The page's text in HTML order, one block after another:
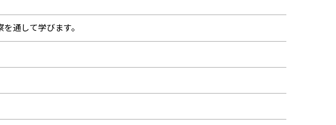
通して学びます。